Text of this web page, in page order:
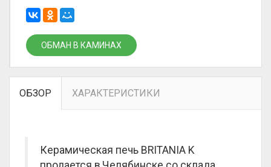
ОБМАН В КАМИНАХ
ОБЗОР ХАРАКТЕРИСТИКИ
Керамическая печь BRITANIA K